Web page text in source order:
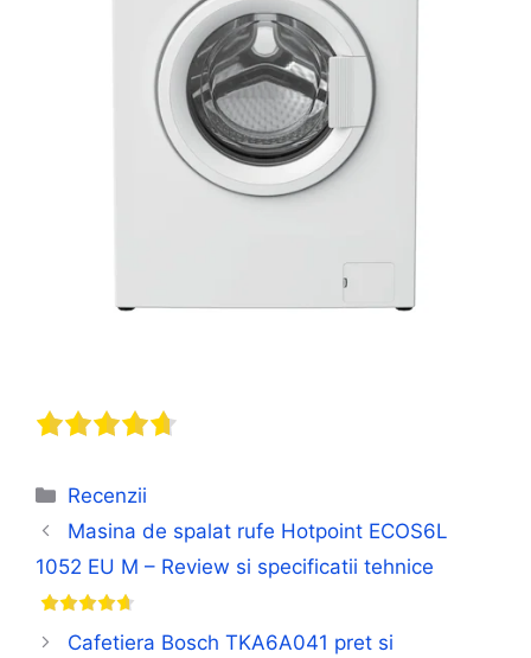
Categorii
Recenzii
Masina de spalat rufe Hotpoint ECOS6L
1052 EU M – Review si specificatii tehnice
Cafetiera Bosch TKA6A041 pret si